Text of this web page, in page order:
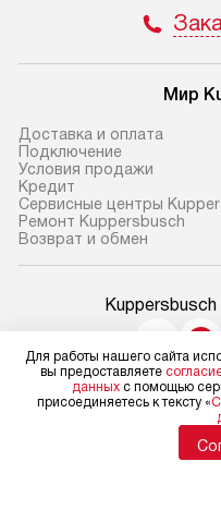
Мир
Доставка и оплата
Подключение
Условия продажи
Кредит
Сервисные центры
Ремонт Kuppersbusch
Возврат и обмен
Для
Для работы нашего сайта
вы предоставляете
данных с помощью
присоединяетесь к тексту «